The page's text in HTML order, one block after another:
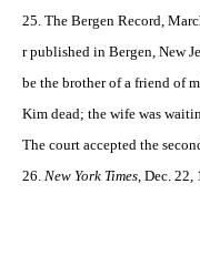
25. The Bergen Record,
r published in Bergen, New
be the brother of a friend of
Kim dead; the wife was
The court accepted the
26. New York Times, Dec. 22,